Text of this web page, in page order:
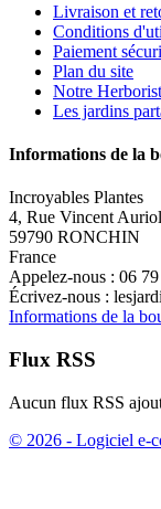
Livraison et
Conditions
Paiement
Plan du site
Notre
Les jardins
Informations de la
Incroyables Plantes
4, Rue Vincent Auriol
59790 RONCHIN
France
Appelez-nous : 06
Écrivez-nous :
Informations de la
Flux RSS
Aucun flux RSS
© 2026 - Logiciel e-